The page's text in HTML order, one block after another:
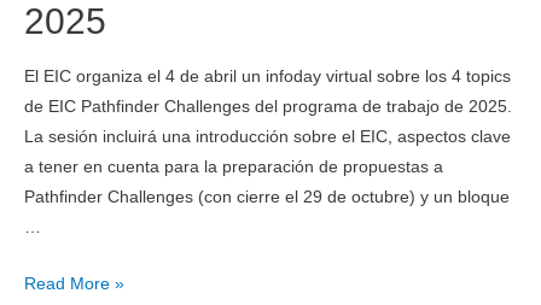
2025
El EIC organiza el 4 de abril un infoday virtual sobre los 4 topics
de EIC Pathfinder Challenges del programa de trabajo de 2025.
La sesión incluirá una introducción sobre el EIC, aspectos clave
a tener en cuenta para la preparación de propuestas a
Pathfinder Challenges (con cierre el 29 de octubre) y un bloque
Read More »